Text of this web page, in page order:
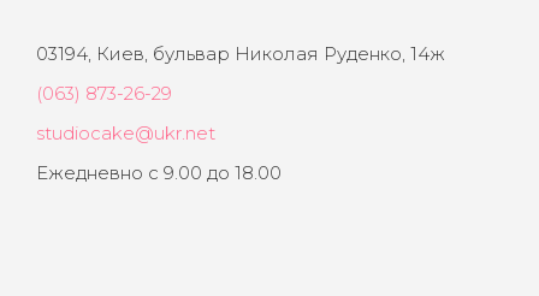
03194, Киев, бульвар Николая Руденко, 14ж
(063) 873-26-29
studiocake@ukr.net
Ежедневно с 9.00 до 18.00